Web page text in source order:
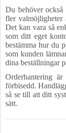
Du behöver också
fler valmöjligheter
Det kan vara så
som ditt eget
bestämma hur du
som kunden
dina beställningar
Orderhantering
förbisedd.
så se till att ditt
sätt.